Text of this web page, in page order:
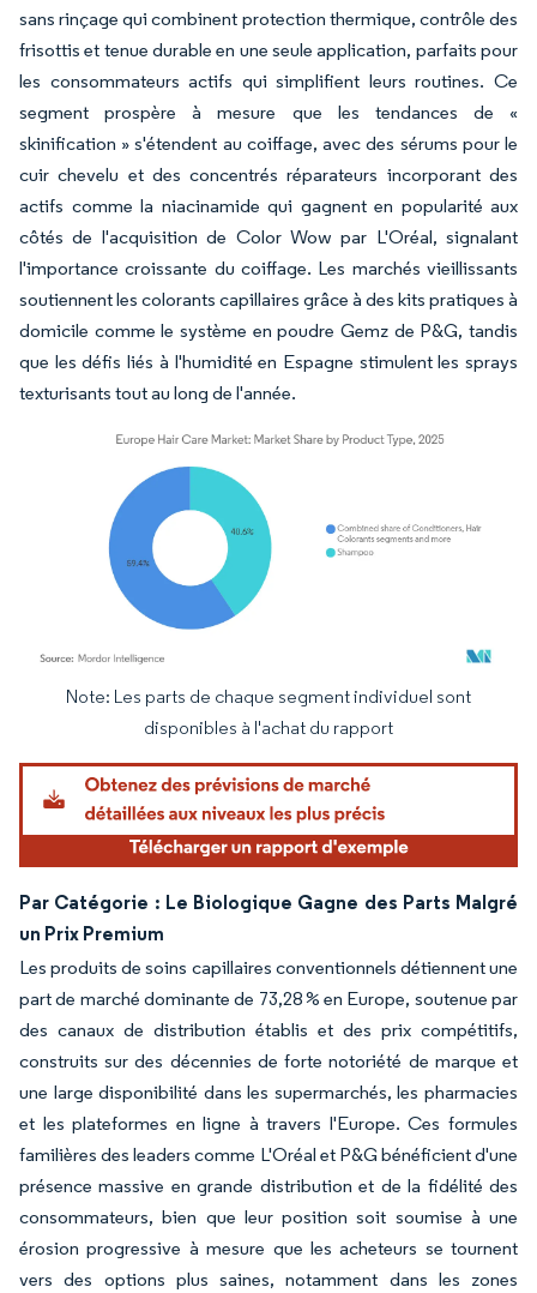
sans rinçage qui combinent protection thermique, contrôle des
frisottis et tenue durable en une seule application, parfaits pour
les consommateurs actifs qui simplifient leurs routines. Ce
segment prospère à mesure que les tendances de «
skinification » s'étendent au coiffage, avec des sérums pour le
cuir chevelu et des concentrés réparateurs incorporant des
actifs comme la niacinamide qui gagnent en popularité aux
côtés de l'acquisition de Color Wow par L'Oréal, signalant
l'importance croissante du coiffage. Les marchés vieillissants
soutiennent les colorants capillaires grâce à des kits pratiques à
domicile comme le système en poudre Gemz de P&G, tandis
que les défis liés à l'humidité en Espagne stimulent les sprays
texturisants tout au long de l'année.
Image © Mordor Intelligence. La réutilisation nécessite une attribution sous CC BY
Note: Les parts de chaque segment individuel sont
disponibles à l'achat du rapport
Par Catégorie : Le Biologique Gagne des Parts Malgré
un Prix Premium
Les produits de soins capillaires conventionnels détiennent une
part de marché dominante de 73,28 % en Europe, soutenue par
des canaux de distribution établis et des prix compétitifs,
construits sur des décennies de forte notoriété de marque et
une large disponibilité dans les supermarchés, les pharmacies
et les plateformes en ligne à travers l'Europe. Ces formules
familières des leaders comme L'Oréal et P&G bénéficient d'une
présence massive en grande distribution et de la fidélité des
consommateurs, bien que leur position soit soumise à une
érosion progressive à mesure que les acheteurs se tournent
vers des options plus saines, notamment dans les zones